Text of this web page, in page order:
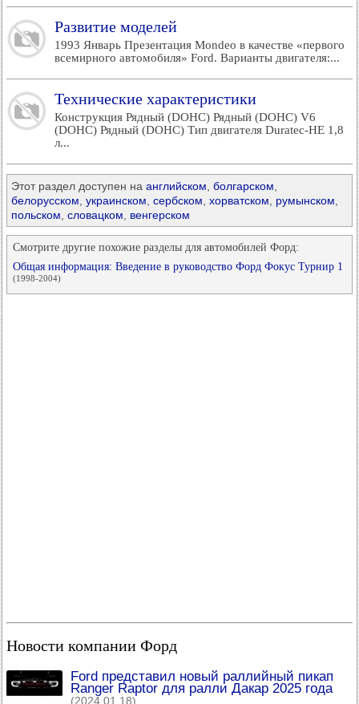
Развитие моделей
1993 Январь Презентация Mondeo в качестве «первого
всемирного автомобиля» Ford. Варианты двигателя:...
Технические характеристики
Конструкция Рядный (DOHC) Рядный (DOHC) V6
(DOHC) Рядный (DOHC) Тип двигателя Duratec-HE 1,8
л...
Этот раздел доступен на английском болгарском
белорусском украинском сербском хорватском румынском
польском словацком венгерском
Смотрите другие похожие разделы для автомобилей Форд:
Общая информация: Введение в руководство Форд Фокус Турнир 1
(1998-2004)
Новости компании Форд
Ford представил новый раллийный пикап
Ranger Raptor для ралли Дакар 2025 года
(2024.01.18)